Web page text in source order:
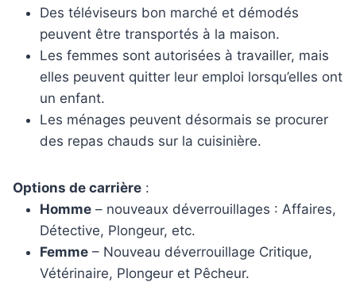
Des téléviseurs bon marché et démodés
peuvent être transportés à la maison.
Les femmes sont autorisées à travailler, mais
elles peuvent quitter leur emploi lorsqu’elles ont
un enfant.
Les ménages peuvent désormais se procurer
des repas chauds sur la cuisinière.
Options de carrière :
Homme – nouveaux déverrouillages : Affaires,
Détective, Plongeur, etc.
Femme – Nouveau déverrouillage Critique,
Vétérinaire, Plongeur et Pêcheur.